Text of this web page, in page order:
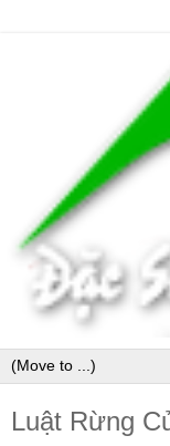
Luật Rừng